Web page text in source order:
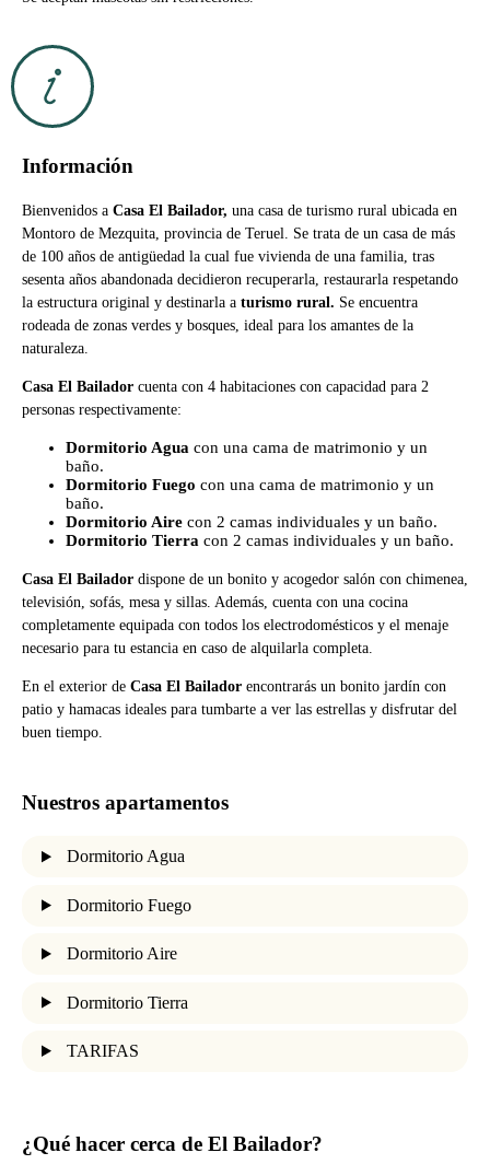
Información
Bienvenidos a Casa El Bailador, una casa de turismo rural ubicada en
Montoro de Mezquita, provincia de Teruel. Se trata de un casa de más
de 100 años de antigüedad la cual fue vivienda de una familia, tras
sesenta años abandonada decidieron recuperarla, restaurarla respetando
la estructura original y destinarla a turismo rural. Se encuentra
rodeada de zonas verdes y bosques, ideal para los amantes de la
naturaleza.
Casa El Bailador cuenta con 4 habitaciones con capacidad para 2
personas respectivamente:
Dormitorio Agua con una cama de matrimonio y un
baño.
Dormitorio Fuego con una cama de matrimonio y un
baño.
Dormitorio Aire con 2 camas individuales y un baño.
Dormitorio Tierra con 2 camas individuales y un baño.
Casa El Bailador dispone de un bonito y acogedor salón con chimenea,
televisión, sofás, mesa y sillas. Además, cuenta con una cocina
completamente equipada con todos los electrodomésticos y el menaje
necesario para tu estancia en caso de alquilarla completa.
En el exterior de Casa El Bailador encontrarás un bonito jardín con
patio y hamacas ideales para tumbarte a ver las estrellas y disfrutar del
buen tiempo.
Nuestros apartamentos
Dormitorio Agua
Dormitorio Fuego
Dormitorio Aire
Dormitorio Tierra
TARIFAS
¿Qué hacer cerca de El Bailador?